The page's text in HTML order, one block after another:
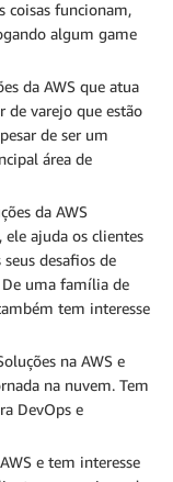
coisas funcionam,
algum game
da AWS que atua
de varejo que estão
de ser um
área de
da AWS
ajuda os clientes
desafios de
uma família de
tem interesse
na AWS e
na nuvem. Tem
DevOps e
e tem interesse